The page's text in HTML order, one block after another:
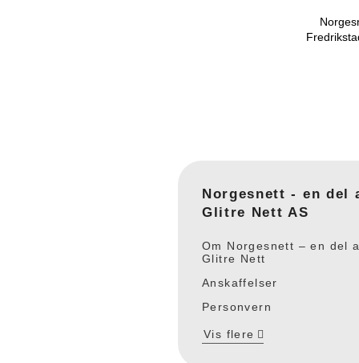
Norgesnett - en del
Glitre Nett AS
Om Norgesnett – en del
Glitre Nett
Anskaffelser
Personvern
Vis flere